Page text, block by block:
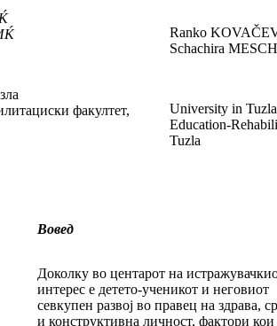
факултет,
Ranko
Schachira
University in Tuzla
Education-
Tuzla
Вовед
Доколку во центарот на
интерес е детето-ученикот и неговиот
севкупен развој во правец на здрава,
и конструктивна личност, фактори кои